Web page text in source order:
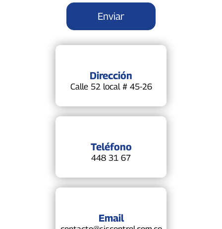
Dirección
Calle 52 local # 45-26
Teléfono
448 31 67
Email